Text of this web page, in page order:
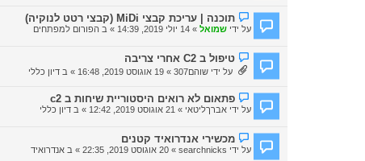
ה
ח
ד
ה
ו
ד
ה
ח
תוכנה | עריכת קבצי MiDi (קבצי רטט לנוקיה)
על ידי שמואל » 14 יולי 2019, 14:39 » ב הפורום למפתחים
ה
ה
ח
ד
טיפול ב C2 אחרי צריבה
על ידי שוהם307 » 19 אוגוסט 2019, 16:48 » ב דיון כללי
ה
ו
ד
ה
ח
ד
פתאום לא רואים היסטוריית שיחות ב c2
על ידי אברךליטאי » 21 אוגוסט 2019, 12:42 » ב דיון כללי
ה
ו
ד
מכשירי אנדרואיד קטנים
על ידי searchnicks » 20 אוגוסט 2019, 22:35 » ב אנדרואיד